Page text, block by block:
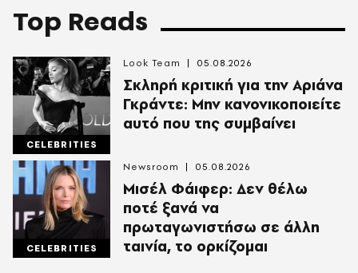
Top Reads
CELEBRITIES
Σκληρή κριτική για την Αριάνα
Γκράντε: Μην κανονικοποιείτε
αυτό που της συμβαίνει
Look Team 05.08.2026
CELEBRITIES
Μισέλ Φάιφερ: Δεν θέλω
ποτέ ξανά να
πρωταγωνιστήσω σε άλλη
ταινία, το ορκίζομαι
Newsroom 05.08.2026